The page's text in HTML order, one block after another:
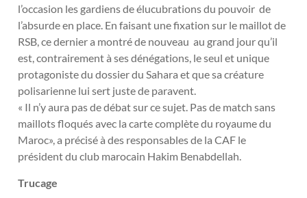
l’occasion les gardiens de élucubrations du pouvoir de
l’absurde en place. En faisant une fixation sur le maillot de
RSB, ce dernier a montré de nouveau au grand jour qu’il
est, contrairement à ses dénégations, le seul et unique
protagoniste du dossier du Sahara et que sa créature
polisarienne lui sert juste de paravent.
« Il n’y aura pas de débat sur ce sujet. Pas de match sans
maillots floqués avec la carte complète du royaume du
Maroc», a précisé à des responsables de la CAF le
président du club marocain Hakim Benabdellah.
Trucage